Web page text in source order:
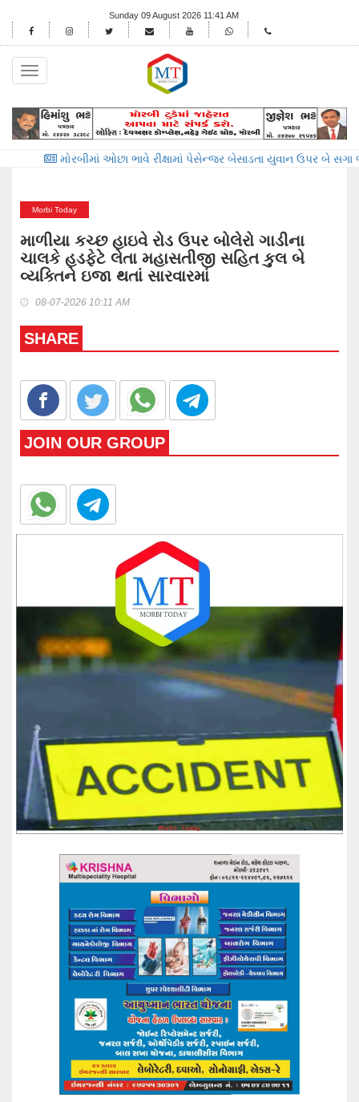
Sunday 09 August 2026 11:41 AM
Toggle
navigation
ઓછા ભાવે રીક્ષામાં પેસેન્જર બેસાડતા યુવાન ઉપર બે સગા ભાઈઓએ છરી
Morbi Today
માળીયા કચ્છ હાઇવે રોડ ઉપર બોલેરો ગાડીના
ચાલકે હડફેટે લેતા મહાસતીજી સહિત કુલ બે
વ્યક્તિને ઇજા થતાં સારવારમાં
08-07-2026 10:11 AM
SHARE
JOIN OUR GROUP